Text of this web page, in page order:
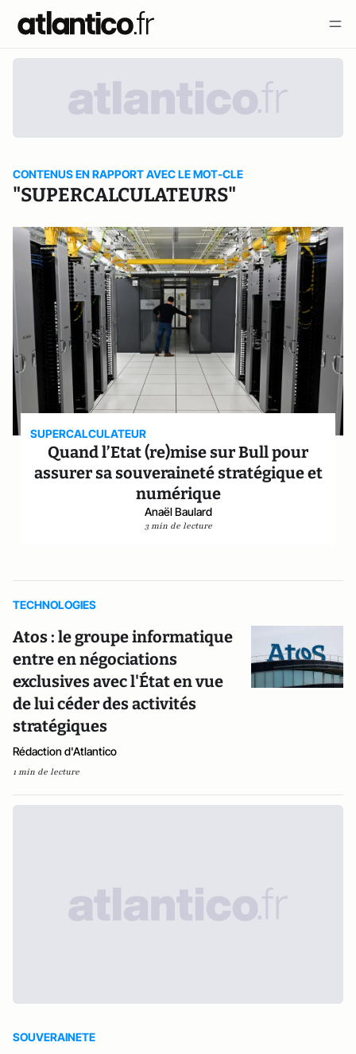
CONTENUS EN RAPPORT AVEC LE MOT-CLE
"SUPERCALCULATEURS"
SUPERCALCULATEUR
Quand l’Etat (re)mise sur Bull pour
assurer sa souveraineté stratégique et
numérique
Anaël Baulard
3 min de lecture
TECHNOLOGIES
Atos : le groupe informatique
entre en négociations
exclusives avec l'État en vue
de lui céder des activités
stratégiques
Rédaction d'Atlantico
1 min de lecture
SOUVERAINETE